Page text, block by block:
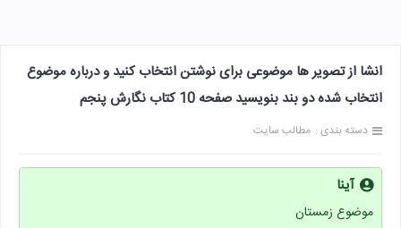
انشا از تصویر ها موضوعی برای نوشتن انتخاب کنید و درباره موضوع
انتخاب شده دو بند بنویسید صفحه 10 کتاب نگارش پنجم
دسته بندی : مطالب سایت
آینا
موضوع زمستان